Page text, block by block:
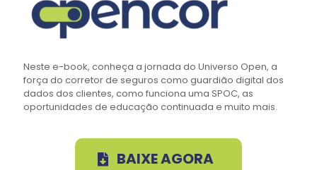
Neste e-book, conheça a jornada do Universo Open, a
força do corretor de seguros como guardião digital dos
dados dos clientes, como funciona uma SPOC, as
oportunidades de educação continuada e muito mais.
BAIXE AGORA